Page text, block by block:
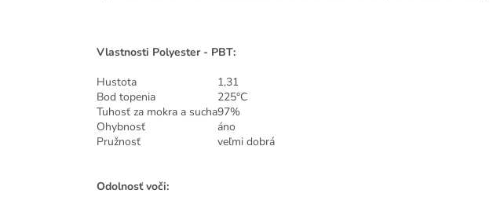
Vlastnosti Polyester - PBT:
Hustota
1,31
Bod topenia
225°C
Tuhosť za mokra a sucha97%
Ohybnosť
áno
Pružnosť
veľmi dobrá
Odolnosť voči: